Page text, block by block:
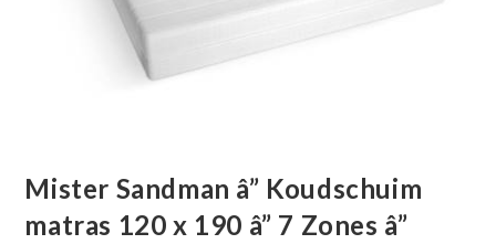
Mister Sandman â” Koudschuim
matras 120 x 190 â” 7 Zones â”